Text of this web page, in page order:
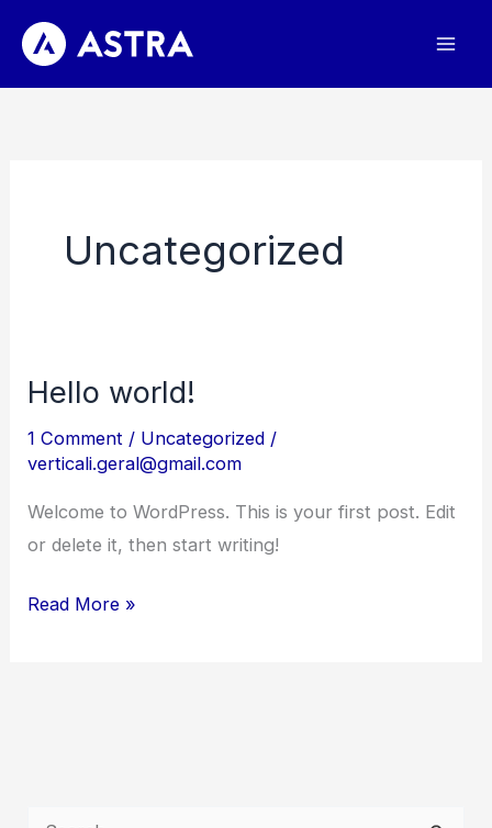
Uncategorized
Hello world!
1 Comment / Uncategorized /
verticali.geral@gmail.com
Welcome to WordPress. This is your first post. Edit
or delete it, then start writing!
Hello
Read More »